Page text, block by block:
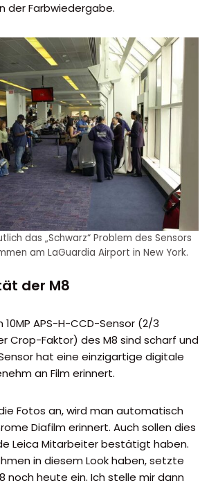
der Farbwiedergabe.
das „Schwarz“ Problem des Sensors
am LaGuardia Airport in New York.
der M8
APS-H-CCD-Sensor (2/3
Crop-Faktor) des M8 sind scharf und
hat eine einzigartige digitale
an Film erinnert.
Fotos an, wird man automatisch
Diafilm erinnert. Auch sollen dies
Leica Mitarbeiter bestätigt haben.
in diesem Look haben, setzte
noch heute ein. Ich stelle mir dann